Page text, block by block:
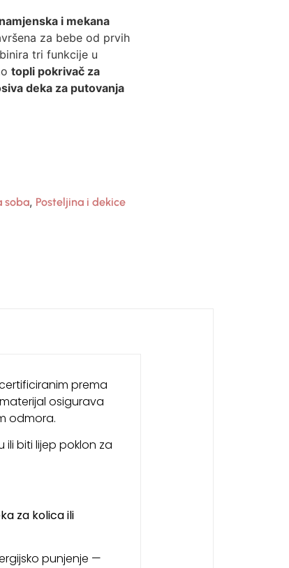
i mekana
za bebe od prvih
tri funkcije u
topli pokrivač za
deka za putovanja
soba, Posteljina i dekice
prema
osigurava
odmora.
ili biti lijep poklon za
za kolica ili
punjenje —